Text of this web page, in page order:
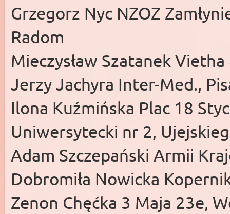
Grzegorz Nyc NZOZ
Radom
Mieczysław Szatanek
Jerzy Jachyra Inter-Med.,
Ilona Kuźmińska Plac 18
Uniwersytecki nr 2,
Adam Szczepański Armii
Dobromiła Nowicka
Zenon Chęćka 3 Maja 23e,